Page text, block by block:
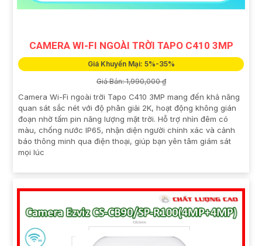
CAMERA WI-FI NGOÀI TRỜI TAPO C410 3MP
Giá Khuyến Mại: 5%-35%
Giá Bán: 1,990,000 ₫
Camera Wi-Fi ngoài trời Tapo C410 3MP mang đến khả năng
quan sát sắc nét với độ phân giải 2K, hoạt động không gián
đoạn nhờ tấm pin năng lượng mặt trời. Hỗ trợ nhìn đêm có
màu, chống nước IP65, nhận diện người chính xác và cảnh
báo thông minh qua điện thoại, giúp bạn yên tâm giám sát
mọi lúc